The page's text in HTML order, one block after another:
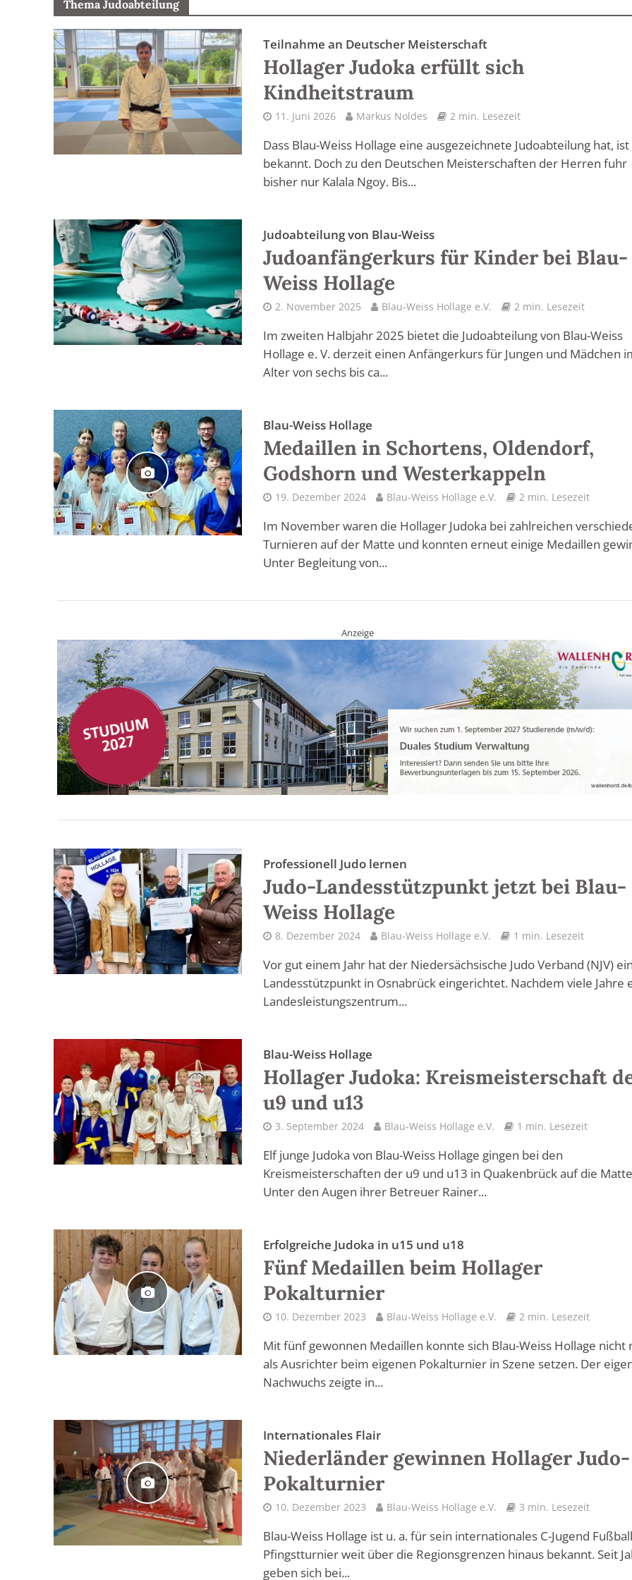
Thema Judoabteilung
Teilnahme an Deutscher Meisterschaft
Hollager Judoka erfüllt sich
Kindheitstraum
11. Juni 2026 Markus Noldes 2 min. Lesezeit
Dass Blau-Weiss Hollage eine ausgezeichnete Judoabteilung hat, ist
bekannt. Doch zu den Deutschen Meisterschaften der Herren fuhr
bisher nur Kalala Ngoy. Bis...
Judoabteilung von Blau-Weiss
Judoanfängerkurs für Kinder bei Blau-
Weiss Hollage
2. November 2025 Blau-Weiss Hollage e.V. 2 min. Lesezeit
Im zweiten Halbjahr 2025 bietet die Judoabteilung von Blau-Weiss
Hollage e. V. derzeit einen Anfängerkurs für Jungen und Mädchen
Alter von sechs bis ca...
Blau-Weiss Hollage
Medaillen in Schortens, Oldendorf,
Godshorn und Westerkappeln
19. Dezember 2024 Blau-Weiss Hollage e.V. 2 min. Lesezeit
Im November waren die Hollager Judoka bei zahlreichen
Turnieren auf der Matte und konnten erneut einige Medaillen
Unter Begleitung von...
Anzeige
Professionell Judo lernen
Judo-Landesstützpunkt jetzt bei Blau-
Weiss Hollage
8. Dezember 2024 Blau-Weiss Hollage e.V. 1 min. Lesezeit
Vor gut einem Jahr hat der Niedersächsische Judo Verband (NJV)
Landesstützpunkt in Osnabrück eingerichtet. Nachdem viele Jahre
Landesleistungszentrum...
Blau-Weiss Hollage
Hollager Judoka: Kreismeisterschaft
u9 und u13
3. September 2024 Blau-Weiss Hollage e.V. 1 min. Lesezeit
Elf junge Judoka von Blau-Weiss Hollage gingen bei den
Kreismeisterschaften der u9 und u13 in Quakenbrück auf die
Unter den Augen ihrer Betreuer Rainer...
Erfolgreiche Judoka in u15 und u18
Fünf Medaillen beim Hollager
Pokalturnier
10. Dezember 2023 Blau-Weiss Hollage e.V. 2 min. Lesezeit
Mit fünf gewonnen Medaillen konnte sich Blau-Weiss Hollage nicht
als Ausrichter beim eigenen Pokalturnier in Szene setzen. Der
Nachwuchs zeigte in...
Internationales Flair
Niederländer gewinnen Hollager Judo-
Pokalturnier
10. Dezember 2023 Blau-Weiss Hollage e.V. 3 min. Lesezeit
Blau-Weiss Hollage ist u. a. für sein internationales C-Jugend
Pfingstturnier weit über die Regionsgrenzen hinaus bekannt. Seit
geben sich bei...